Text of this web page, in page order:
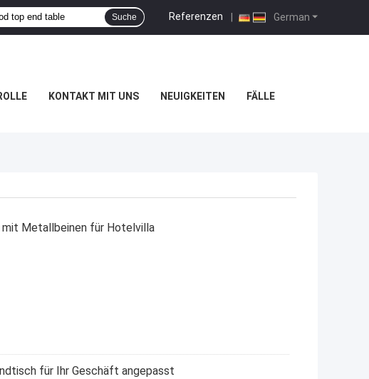
German
Referenzen |
Suche
KONTAKT MIT UNS NEUIGKEITEN FÄLLE
mit Metallbeinen für Hotelvilla
für Ihr Geschäft angepasst